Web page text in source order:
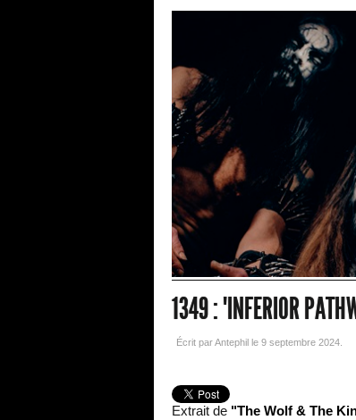
1349 : "INFERIOR
Écrit par Antephil le 9 septembre 2024
Extrait de "The Wolf & The